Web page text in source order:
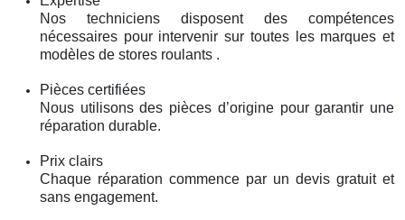
Nos techniciens disposent des compétences
nécessaires pour intervenir sur toutes les marques et
modèles de stores roulants .
Pièces certifiées
Nous utilisons des pièces d’origine pour garantir une
réparation durable.
Prix clairs
Chaque réparation commence par un devis gratuit et
sans engagement.